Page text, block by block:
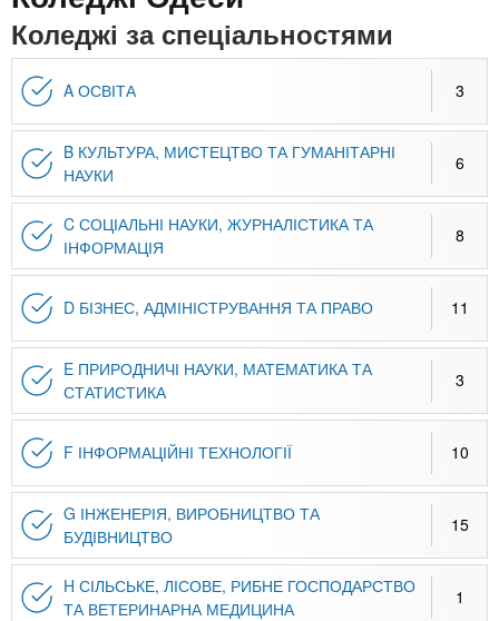
n
t
s
.
i
n
f
o
и
х
к
л
а
д
і
За кордоном
Коледжі за спеціальностями
A ОСВІТА 3
B КУЛЬТУРА, МИСТЕЦТВО ТА ГУМАНІТАРНІ
НАУКИ
6
C СОЦІАЛЬНІ НАУКИ, ЖУРНАЛІСТИКА ТА
ІНФОРМАЦІЯ
8
D БІЗНЕС, АДМІНІСТРУВАННЯ ТА ПРАВО 11
E ПРИРОДНИЧІ НАУКИ, МАТЕМАТИКА ТА
СТАТИСТИКА
3
F ІНФОРМАЦІЙНІ ТЕХНОЛОГІЇ 10
G ІНЖЕНЕРІЯ, ВИРОБНИЦТВО ТА
БУДІВНИЦТВО
15
H СІЛЬСЬКЕ, ЛІСОВЕ, РИБНЕ ГОСПОДАРСТВО
ТА ВЕТЕРИНАРНА МЕДИЦИНА
1